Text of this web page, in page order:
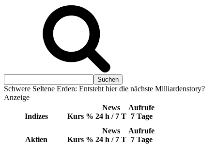
Schwere Seltene Erden: Entsteht hier die nächste Milliardenstory?
Anzeige
Indizes Kurs %
News
24 h / 7 T
Aufrufe
7 Tage
Aktien Kurs %
News
24 h / 7 T
Aufrufe
7 Tage